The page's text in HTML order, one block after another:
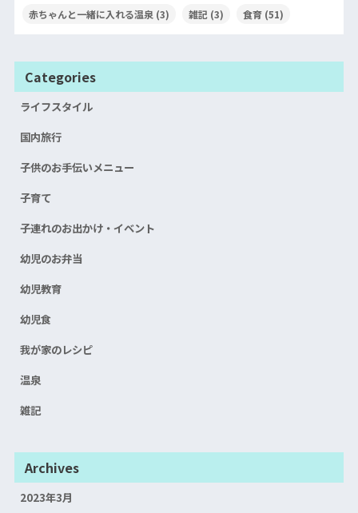
赤ちゃんと一緒に入れる温泉(3) 雑記(3) 食育(51)
Categories
ライフスタイル
国内旅行
子供のお手伝いメニュー
子育て
子連れのお出かけ・イベント
幼児のお弁当
幼児教育
幼児食
我が家のレシピ
温泉
雑記
Archives
2023年3月